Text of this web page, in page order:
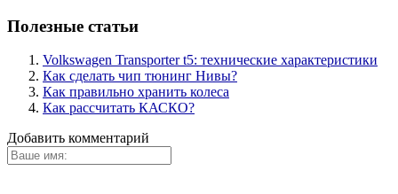
Полезные статьи
Volkswagen Transporter t5: технические характеристики
Как сделать чип тюнинг Нивы?
Как правильно хранить колеса
Как рассчитать КАСКО?
Добавить комментарий